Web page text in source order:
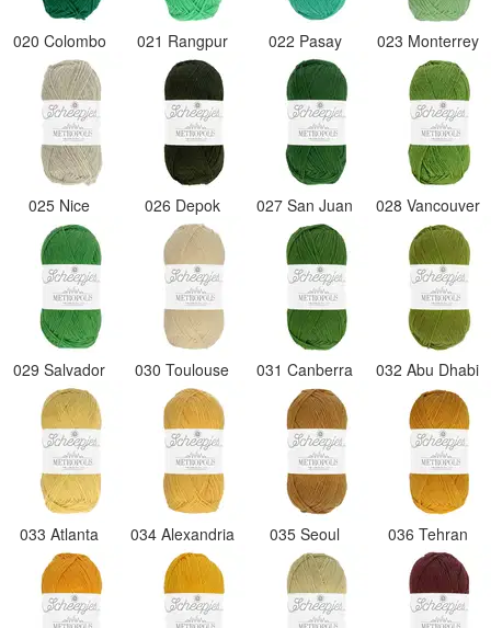
020 Colombo 021 Rangpur 022 Pasay 023 Monterrey
025 Nice 026 Depok 027 San Juan 028 Vancouver
029 Salvador 030 Toulouse 031 Canberra 032 Abu Dhabi
033 Atlanta 034 Alexandria 035 Seoul 036 Tehran